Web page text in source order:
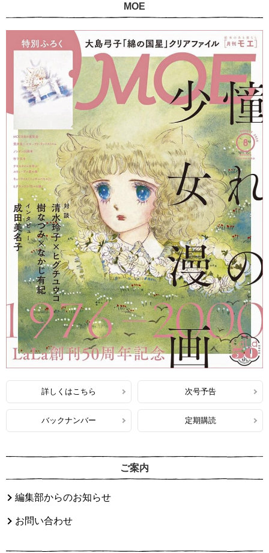
MOE
詳しくはこちら 次号予告
バックナンバー 定期購読
ご案内
編集部からのお知らせ
お問い合わせ